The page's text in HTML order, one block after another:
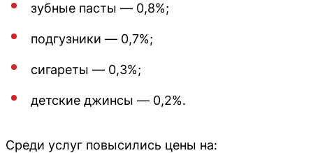
зубные пасты — 0,8%;
подгузники — 0,7%;
сигареты — 0,3%;
детские джинсы — 0,2%.
Среди услуг повысились цены на: